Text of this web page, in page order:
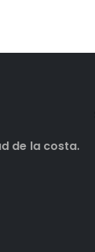
de la costa.